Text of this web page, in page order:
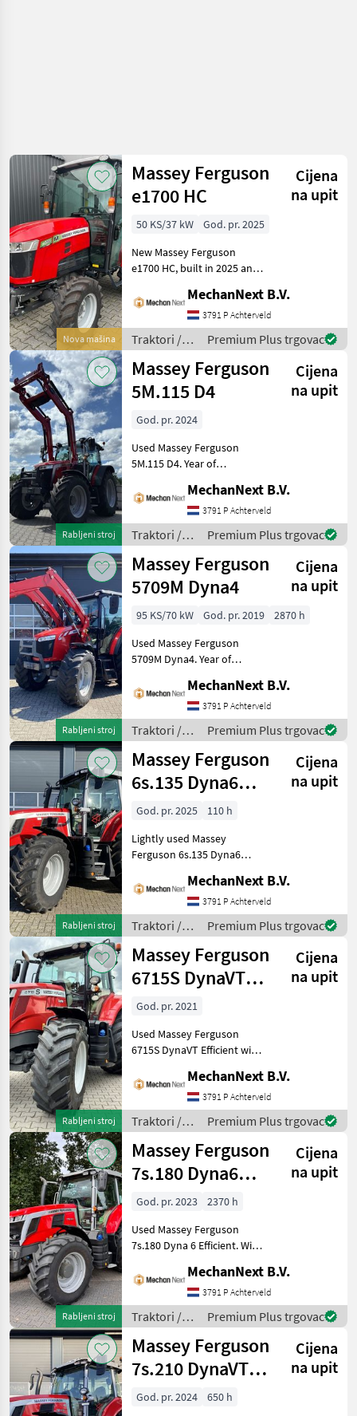
Nova mašina
Massey Ferguson
e1700 HC
Cijena
na upit
50 KS/37 kW
God. pr. 2025
New Massey Ferguson
e1700 HC, built in 2025 and
km/h Fully electric
Benevelli water-cooled
electric motor 50 hp
Battery capacity 43.2
MechanNext B.V.
3791 P Achterveld
Traktori /
Massey
Ferguson
Premium Plus trgovac
Rabljeni stroj
Massey Ferguson
5M.115 D4
Cijena
na upit
God. pr. 2024
Used Massey Ferguson
5M.115 D4. Year of
Specifications Transmission
Dyna4 Autodrive 40 km/h
Power shuttle with brake
Hydraulic oil-cooled
MechanNext B.V.
3791 P Achterveld
Traktori /
Massey
Ferguson
Premium Plus trgovac
Rabljeni stroj
Massey Ferguson
5709M Dyna4
Cijena
na upit
95 KS/70 kW God. pr. 2019
2870 h
Used Massey Ferguson
5709M Dyna4. Year of
and 2, 870 operating hours.
Specifications Dyna 4
transmission 3x double-
acting valve 3rd func
MechanNext B.V.
3791 P Achterveld
Traktori /
Massey
Ferguson
Premium Plus trgovac
Rabljeni stroj
Massey Ferguson
6s.135 Dyna6
Efficient
Cijena
na upit
God. pr. 2025
110 h
Lightly used Massey
Ferguson 6s.135 Dyna6
manufacture 2025 and 110
operating hours.
Specifications 50 km/h
540/540E/1000/1000E Four-
whe
MechanNext B.V.
3791 P Achterveld
Traktori /
Massey
Ferguson
Premium Plus trgovac
Rabljeni stroj
Massey Ferguson
6715S DynaVT
Efficient
Cijena
na upit
God. pr. 2021
Used Massey Ferguson
6715S DynaVT Efficient with
Specifications DynaVT
Transmission 50 km/h Four-
wheel drive Suspended
front axle M
MechanNext B.V.
3791 P Achterveld
Traktori /
Massey
Ferguson
Premium Plus trgovac
Rabljeni stroj
Massey Ferguson
7s.180 Dyna6
Efficient
Cijena
na upit
God. pr. 2023
2370 h
Used Massey Ferguson
7s.180 Dyna 6 Efficient. With
built in 2023. Specifications
Dyna-6 50 km/h Ecodrive
110 l/min oil pump Load
sens
MechanNext B.V.
3791 P Achterveld
Traktori /
Massey
Ferguson
Premium Plus trgovac
Massey Ferguson
7s.210 DynaVT
Efficient
Cijena
na upit
God. pr. 2024
650 h